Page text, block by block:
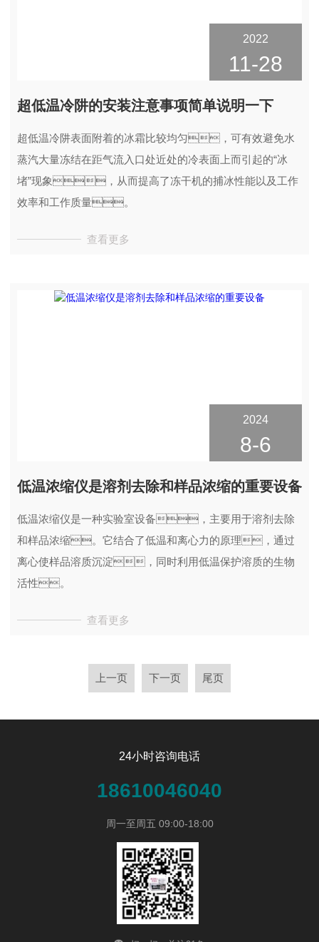
2022
11-28
超低温冷阱的安装注意事项简单说明一下
超低温冷阱表面附着的冰霜比较均匀，可有效避免水
蒸汽大量冻结在距气流入口处近处的冷表面上而引起的“冰
堵”现象，从而提高了冻干机的捕冰性能以及工作
效率和工作质量。
查看更多
2024
8-6
低温浓缩仪是溶剂去除和样品浓缩的重要设备
低温浓缩仪是一种实验室设备，主要用于溶剂去除
和样品浓缩。它结合了低温和离心力的原理，通过
离心使样品溶质沉淀，同时利用低温保护溶质的生物
活性。
查看更多
上一页 下一页 尾页
24小时咨询电话
18610046040
周一至周五 09:00-18:00